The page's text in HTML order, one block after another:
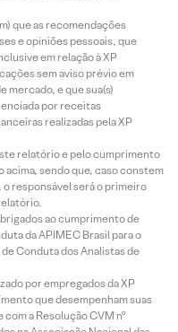
que as recomendações
e opiniões pessoais, que
em relação à XP
sem aviso prévio em
mercado, e que sua(s)
por receitas
realizadas pela XP
relatório e pelo cumprimento
acima, sendo que, caso constem
o responsável será o primeiro
ao cumprimento de
da APIMEC Brasil para o
Conduta dos Analistas de
por empregados da XP
que desempenham suas
a Resolução CVM nº